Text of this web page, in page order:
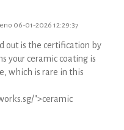
06-01-2026 12:29:37
out is the certification by
your ceramic coating is
which is rare in this
">ceramic